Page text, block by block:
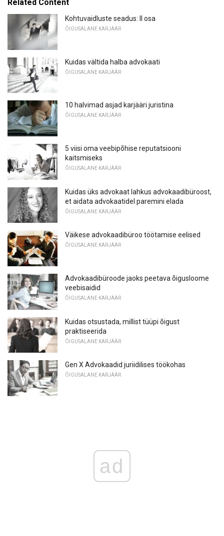
Related Content
Kohtuvaidluste seadus: II osa
ÕIGUSALANE KARJÄÄR
Kuidas vältida halba advokaati
ÕIGUSALANE KARJÄÄR
10 halvimad asjad karjääri juristina
ÕIGUSALANE KARJÄÄR
5 viisi oma veebipõhise reputatsiooni
kaitsmiseks
ÕIGUSALANE KARJÄÄR
Kuidas üks advokaat lahkus advokaadibüroost,
et aidata advokaatidel paremini elada
ÕIGUSALANE KARJÄÄR
Väikese advokaadibüroo töötamise eelised
ÕIGUSALANE KARJÄÄR
Advokaadibüroode jaoks peetava õigusloome
veebisaidid
ÕIGUSALANE KARJÄÄR
Kuidas otsustada, millist tüüpi õigust
praktiseerida
ÕIGUSALANE KARJÄÄR
Gen X Advokaadid juriidilises töökohas
ÕIGUSALANE KARJÄÄR
ad